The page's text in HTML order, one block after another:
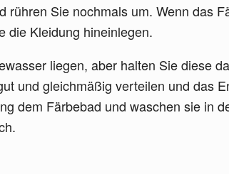
Sie nochmals um. Wenn das
die Kleidung hineinlegen.
liegen, aber halten Sie diese
und gleichmäßig verteilen und das
dem Färbebad und waschen sie in